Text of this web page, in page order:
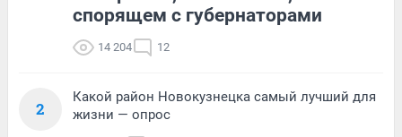
спорящем с губернаторами
14 204 12
2
Какой район Новокузнецка самый лучший для
жизни — опрос